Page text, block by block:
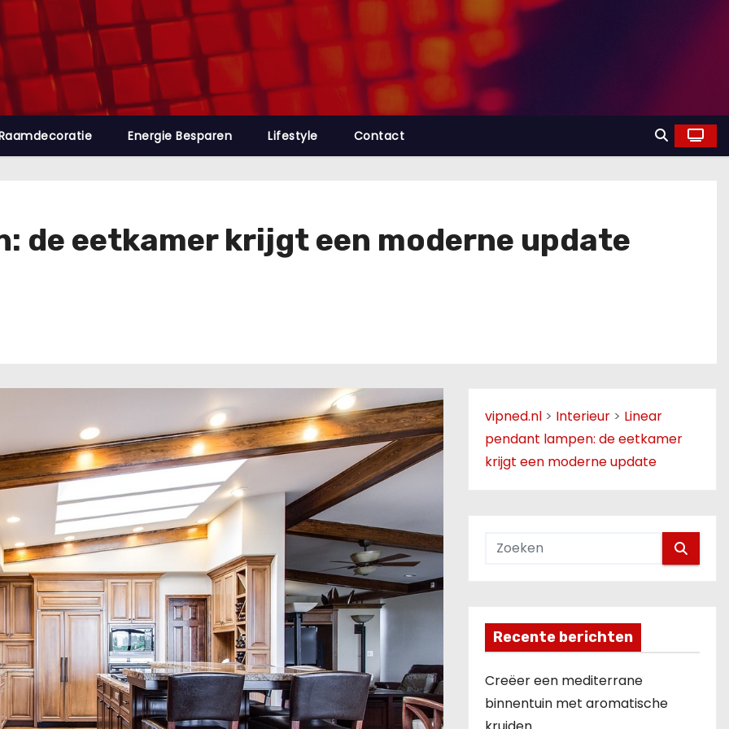
Energie Besparen Lifestyle Contact
de eetkamer krijgt een moderne update
vipned.nl > Interieur > Linear
pendant lampen: de eetkamer
krijgt een moderne update
Recente berichten
Creëer een mediterrane
binnentuin met aromatische